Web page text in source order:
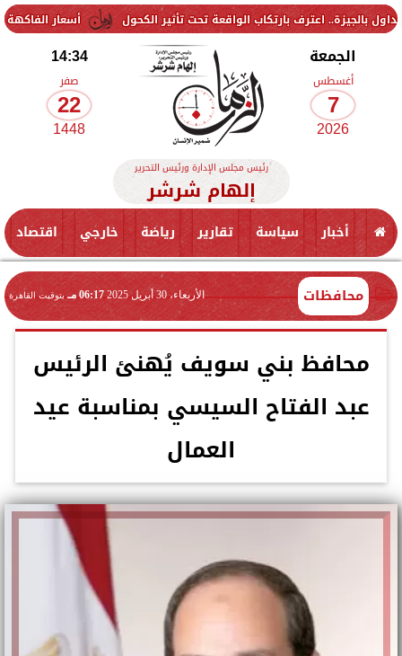
أسعار الفاكهة اليوم الجمعة 7 أغسطس 2026 في الأسواق.. الموز بكام بارتكاب الواقعة تحت تأثير الكحول
الجمعة
أغسطس
7
2026
14:34
صفر
22
1448
رئيس مجلس الإدارة ورئيس التحرير
إلهام شرشر
أخبار سياسة تقارير رياضة خارجي اقتصاد
محافظات الأربعاء، 30 أبريل 2025 06:17 مـ بتوقيت القاهرة
محافظ بني سويف يُهنئ الرئيس
عبد الفتاح السيسي بمناسبة عيد
العمال